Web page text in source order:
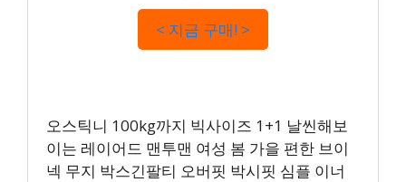
< 지금 구매! >
오스틱니 100kg까지 빅사이즈 1+1 날씬해보
이는 레이어드 맨투맨 여성 봄 가을 편한 브이
넥 무지 박스긴팔티 오버핏 박시핏 심플 이너